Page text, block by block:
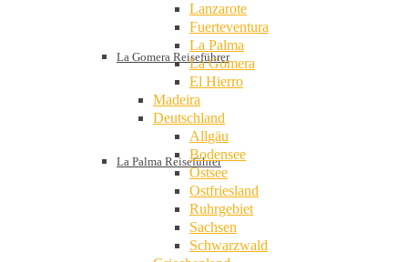
La Gomera Reiseführer
La Palma Reiseführer
Lanzarote
Fuerteventura
La Palma
La Gomera
El Hierro
Madeira
Deutschland
Allgäu
Bodensee
Ostsee
Ostfriesland
Ruhrgebiet
Sachsen
Schwarzwald